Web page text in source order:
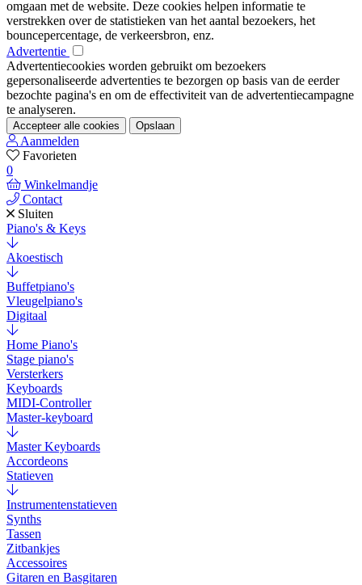
omgaan met de website. Deze cookies helpen informatie te
verstrekken over de statistieken van het aantal bezoekers, het
bouncepercentage, de verkeersbron, enz.
Advertentie
Advertentiecookies worden gebruikt om bezoekers
gepersonaliseerde advertenties te bezorgen op basis van de eerder
bezochte pagina's en om de effectiviteit van de advertentiecampagne
te analyseren.
Accepteer alle cookies Opslaan
Aanmelden
Favorieten
0
Winkelmandje
Contact
Sluiten
Piano's & Keys
Akoestisch
Buffetpiano's
Vleugelpiano's
Digitaal
Home Piano's
Stage piano's
Versterkers
Keyboards
MIDI-Controller
Master-keyboard
Master Keyboards
Accordeons
Statieven
Instrumentenstatieven
Synths
Tassen
Zitbankjes
Accessoires
Gitaren en Basgitaren